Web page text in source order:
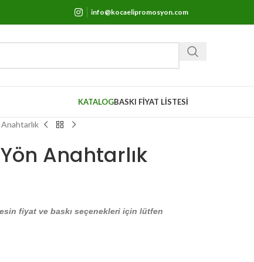
info@kocaelipromosyon.com
KATALOGBASKI FİYAT LİSTESİ
Anahtarlık
fiyat ve baskı seçenekleri için lütfen